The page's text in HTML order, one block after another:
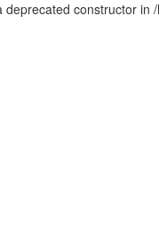
constructor in